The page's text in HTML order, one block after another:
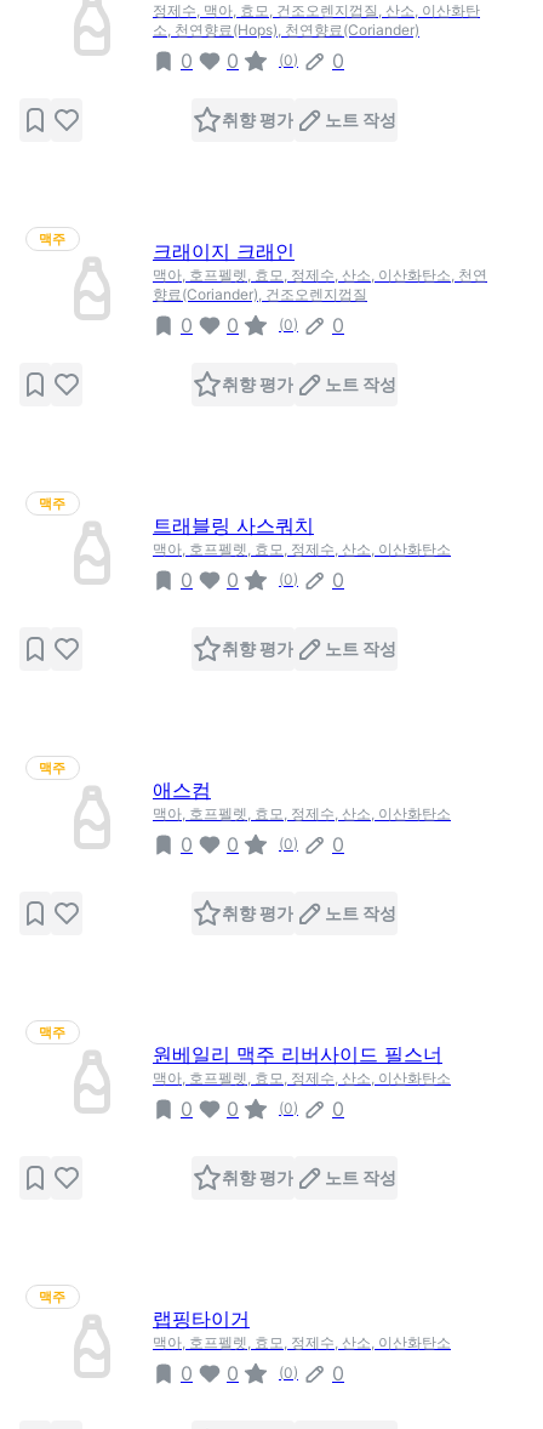
정제수, 맥아, 효모, 건조오렌지껍질, 산소, 이산화탄
소, 천연향료(Hops), 천연향료(Coriander)
0 0 (0) 0
취향 평가 노트 작성
맥주
크래이지 크래인
맥아, 호프펠렛, 효모, 정제수, 산소, 이산화탄소, 천연
향료(Coriander), 건조오렌지껍질
0 0 (0) 0
취향 평가 노트 작성
맥주
트래블링 사스쿼치
맥아, 호프펠렛, 효모, 정제수, 산소, 이산화탄소
0 0 (0) 0
취향 평가 노트 작성
맥주
애스컴
맥아, 호프펠렛, 효모, 정제수, 산소, 이산화탄소
0 0 (0) 0
취향 평가 노트 작성
맥주
원베일리 맥주 리버사이드 필스너
맥아, 호프펠렛, 효모, 정제수, 산소, 이산화탄소
0 0 (0) 0
취향 평가 노트 작성
맥주
랩핑타이거
맥아, 호프펠렛, 효모, 정제수, 산소, 이산화탄소
0 0 (0) 0